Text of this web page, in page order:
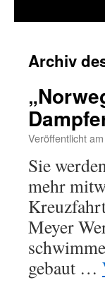
Archiv
Veröffentlicht am
Sie
mehr
Meyer
gebaut …